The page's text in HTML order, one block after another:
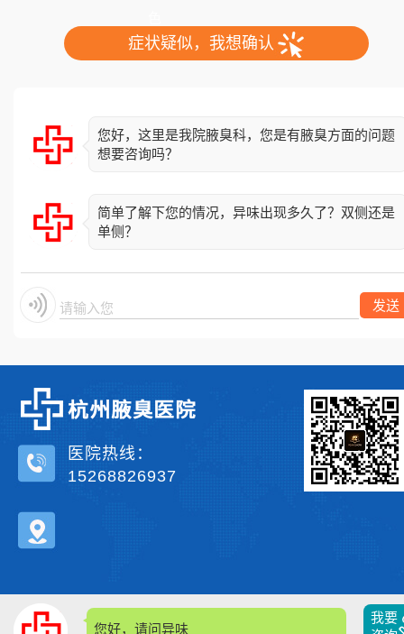
症状疑似，我想确认
您好，这里是我院腋臭科，您是有腋臭方面的问题
想要咨询吗？
简单了解下您的情况，异味出现多久了？双侧还是
单侧？
请输入您的 发送
您好，请问异味多
我要
医院热线：
15268826937